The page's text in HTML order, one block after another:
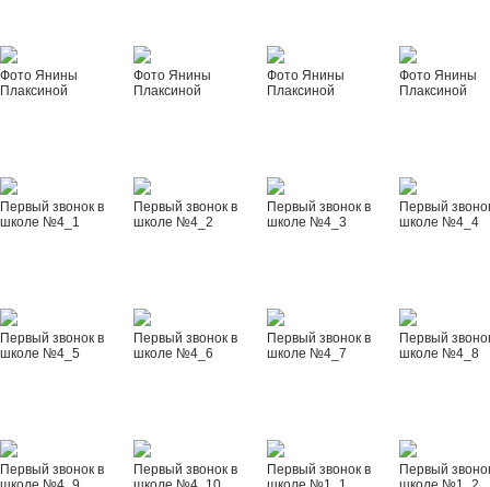
Фото Янины
Плаксиной
Фото Янины
Плаксиной
Фото Янины
Плаксиной
Фото Янины
Плаксиной
Первый звонок в
школе №4_1
Первый звонок в
школе №4_2
Первый звонок в
школе №4_3
Первый
школе №4_4
Первый звонок в
школе №4_5
Первый звонок в
школе №4_6
Первый звонок в
школе №4_7
Первый
школе №4_8
Первый звонок в
Первый звонок в
Первый звонок в
Первый